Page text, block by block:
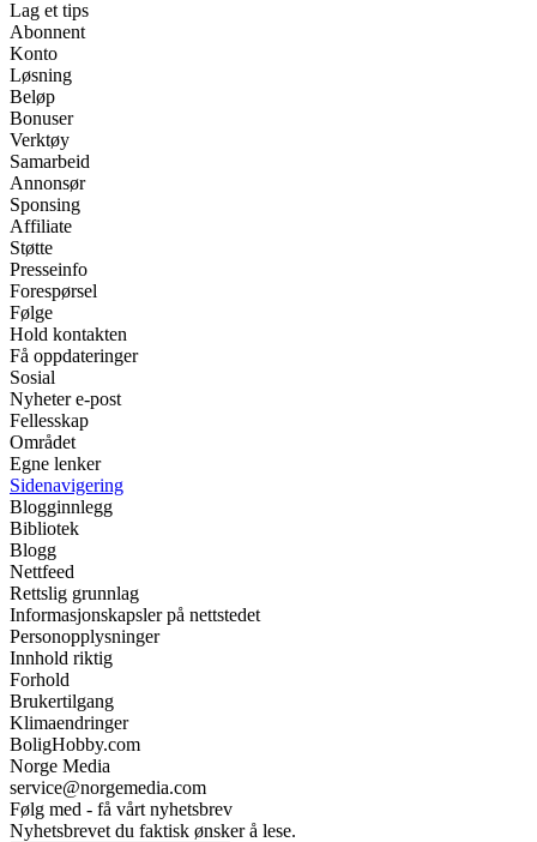
Lag et tips
Abonnent
Konto
Løsning
Beløp
Bonuser
Verktøy
Samarbeid
Annonsør
Sponsing
Affiliate
Støtte
Presseinfo
Forespørsel
Følge
Hold kontakten
Få oppdateringer
Sosial
Nyheter e-post
Fellesskap
Området
Egne lenker
Sidenavigering
Blogginnlegg
Bibliotek
Blogg
Nettfeed
Rettslig grunnlag
Informasjonskapsler på nettstedet
Personopplysninger
Innhold riktig
Forhold
Brukertilgang
Klimaendringer
BoligHobby.com
Norge Media
service@norgemedia.com
Følg med - få vårt nyhetsbrev
Nyhetsbrevet du faktisk ønsker å lese.